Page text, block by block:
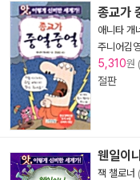
종교가
애니타 개
주니어김
5,310원
절판
웬일이
잭 챌로너